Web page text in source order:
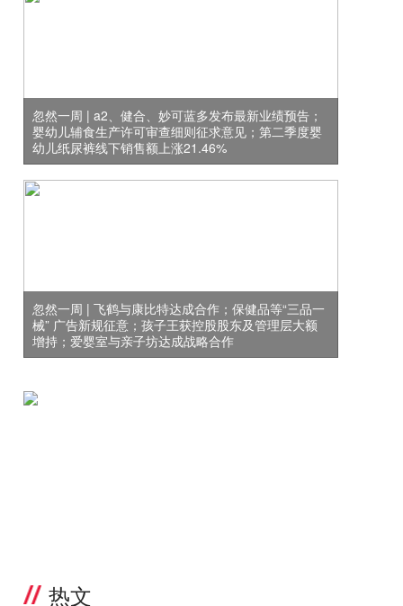
忽然一周 | a2、健合、妙可蓝多发布最新业绩预告；
婴幼儿辅食生产许可审查细则征求意见；第二季度婴
幼儿纸尿裤线下销售额上涨21.46%
忽然一周 | 飞鹤与康比特达成合作；保健品等“三品一
械” 广告新规征意；孩子王获控股股东及管理层大额
增持；爱婴室与亲子坊达成战略合作
热文